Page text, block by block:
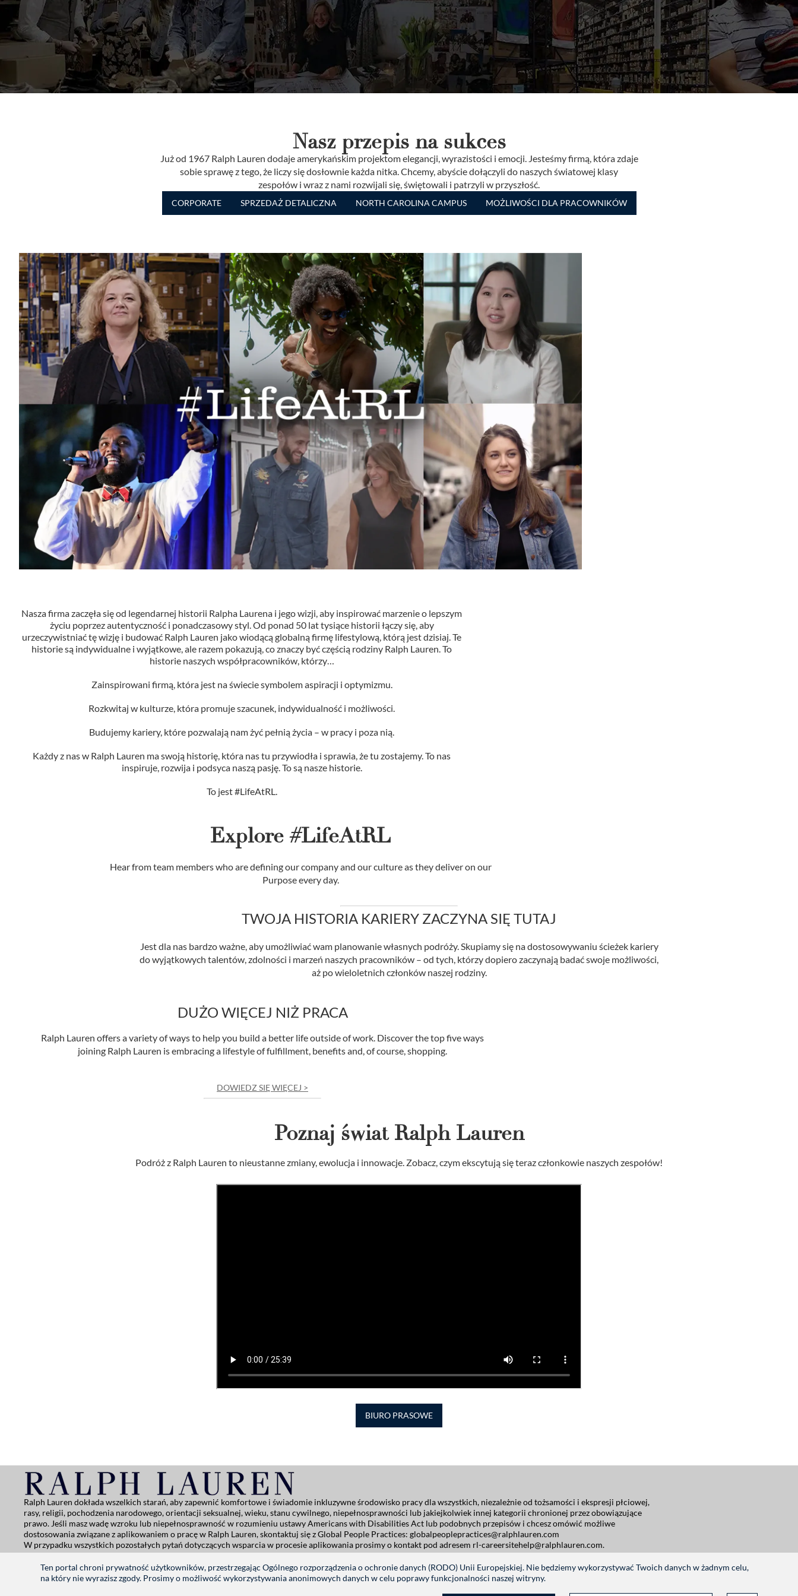
Ten portal chroni prywatność użytkowników, przestrzegając Ogólnego rozporządzenia o ochronie danych (RODO) Unii Europejskiej. Nie będziemy wykorzystywać Twoich danych w żadnym celu,
na który nie wyrazisz zgody. Prosimy o możliwość wykorzystywania anonimowych danych w celu poprawy funkcjonalności naszej witryny.
Nasz przepis na sukces
Już od 1967 Ralph Lauren dodaje amerykańskim projektom elegancji, wyrazistości i emocji. Jesteśmy firmą, która zdaje
sobie sprawę z tego, że liczy się dosłownie każda nitka. Chcemy, abyście dołączyli do naszych światowej klasy
zespołów i wraz z nami rozwijali się, świętowali i patrzyli w przyszłość.
CORPORATE SPRZEDAŻ DETALICZNA NORTH CAROLINA CAMPUS MOŻLIWOŚCI DLA PRACOWNIKÓW
Nasza firma zaczęła się od legendarnej historii Ralpha Laurena i jego wizji, aby inspirować marzenie o lepszym
życiu poprzez autentyczność i ponadczasowy styl. Od ponad 50 lat tysiące historii łączy się, aby
urzeczywistniać tę wizję i budować Ralph Lauren jako wiodącą globalną firmę lifestylową, którą jest dzisiaj. Te
historie są indywidualne i wyjątkowe, ale razem pokazują, co znaczy być częścią rodziny Ralph Lauren. To
historie naszych współpracowników, którzy…
Zainspirowani firmą, która jest na świecie symbolem aspiracji i optymizmu.
Rozkwitaj w kulturze, która promuje szacunek, indywidualność i możliwości.
Budujemy kariery, które pozwalają nam żyć pełnią życia – w pracy i poza nią.
Każdy z nas w Ralph Lauren ma swoją historię, która nas tu przywiodła i sprawia, że tu zostajemy. To nas
inspiruje, rozwija i podsyca naszą pasję. To są nasze historie.
To jest #LifeAtRL.
Explore #LifeAtRL
Hear from team members who are defining our company and our culture as they deliver on our
Purpose every day.
TWOJA HISTORIA KARIERY ZACZYNA SIĘ TUTAJ
Jest dla nas bardzo ważne, aby umożliwiać wam planowanie własnych podróży. Skupiamy się na dostosowywaniu ścieżek kariery
do wyjątkowych talentów, zdolności i marzeń naszych pracowników – od tych, którzy dopiero zaczynają badać swoje możliwości,
aż po wieloletnich członków naszej rodziny.
DUŻO WIĘCEJ NIŻ PRACA
Ralph Lauren offers a variety of ways to help you build a better life outside of work. Discover the top five ways
joining Ralph Lauren is embracing a lifestyle of fulfillment, benefits and, of course, shopping.
DOWIEDZ SIĘ WIĘCEJ >
Poznaj świat Ralph Lauren
Podróż z Ralph Lauren to nieustanne zmiany, ewolucja i innowacje. Zobacz, czym ekscytują się teraz członkowie naszych zespołów!
BIURO PRASOWE
Ralph Lauren dokłada wszelkich starań, aby zapewnić komfortowe i świadomie inkluzywne środowisko pracy dla wszystkich, niezależnie od tożsamości i ekspresji płciowej,
rasy, religii, pochodzenia narodowego, orientacji seksualnej, wieku, stanu cywilnego, niepełnosprawności lub jakiejkolwiek innej kategorii chronionej przez obowiązujące
prawo. Jeśli masz wadę wzroku lub niepełnosprawność w rozumieniu ustawy Americans with Disabilities Act lub podobnych przepisów i chcesz omówić możliwe
dostosowania związane z aplikowaniem o pracę w Ralph Lauren, skontaktuj się z Global People Practices: globalpeoplepractices@ralphlauren.com
W przypadku wszystkich pozostałych pytań dotyczących wsparcia w procesie aplikowania prosimy o kontakt pod adresem rl-careersitehelp@ralphlauren.com.
RALPHLAUREN.COM
ŚLEDŹ NAS